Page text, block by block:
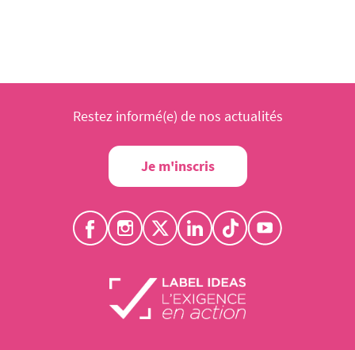
Restez informé(e) de nos actualités
Je m'inscris